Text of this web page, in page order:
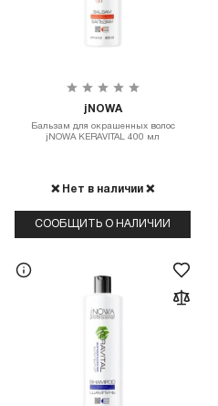
jNOWA
Бальзам для окрашенных волос
jNOWA KERAVITAL 400 мл
❌ Нет в наличии ❌
СООБЩИТЬ О НАЛИЧИИ